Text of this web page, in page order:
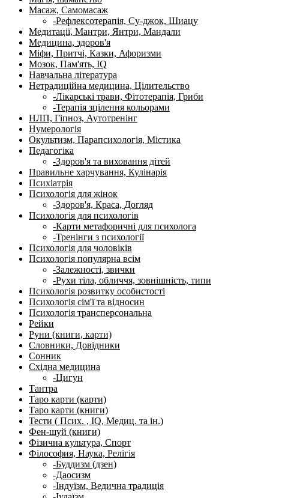
Масаж, Самомасаж
-Рефлексотерапія, Су-джок, Шиацу
Медитації, Мантри, Янтри, Мандали
Медицина, здоров'я
Міфи, Притчі, Казки, Афоризми
Мозок, Пам'ять, IQ
Навчальна література
Нетрадиційна медицина, Цілительство
-Лікарські трави, Фітотерапія, Гриби
-Терапія зцілення кольорами
НЛП, Гіпноз, Аутотренінг
Нумерологія
Окультизм, Парапсихологія, Містика
Педагогіка
-Здоров'я та виховання дітей
Правильне харчування, Кулінарія
Психіатрія
Психологія для жінок
-Здоров'я, Краса, Догляд
Психологія для психологів
-Карти метафоричні для психолога
-Тренінги з психології
Психологія для чоловіків
Психологія популярна всім
-Залежності, звички
-Рухи тіла, обличчя, зовнішність, типи
Психологія розвитку особистості
Психологія сім'ї та відносин
Психологія трансперсональна
Рейки
Руни (книги, карти)
Словники, Довідники
Сонник
Східна медицина
-Цигун
Тантра
Таро карти (карти)
Таро карти (книги)
Тести ( Псих. , IQ, Медиц. та ін.)
Фен-шуй (книги)
Фізична культура, Спорт
Філософия, Наука, Релігія
-Буддизм (дзен)
-Даосизм
-Індуїзм, Ведична традиція